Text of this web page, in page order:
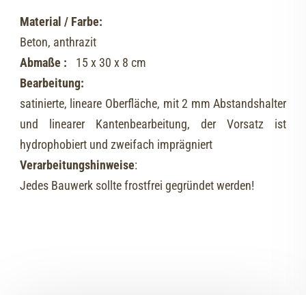
Material / Farbe:
Beton, anthrazit
Abmaße :
15 x 30 x 8 cm
Bearbeitung:
satinierte, lineare Oberfläche, mit 2 mm Abstandshalter
und linearer Kantenbearbeitung, der Vorsatz ist
hydrophobiert und zweifach imprägniert
Verarbeitungshinweise:
Jedes Bauwerk sollte frostfrei gegründet werden!